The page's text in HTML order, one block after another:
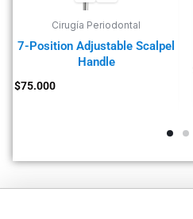
Cirugía Periodontal
7-Position Adjustable Scalpel
Handle
$75.000